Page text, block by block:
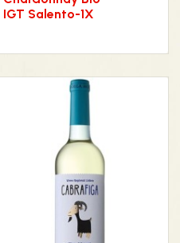
IGT Salento-1X